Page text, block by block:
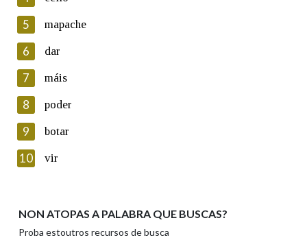
Lin e acepto as condicións da política de
Introduce o código que aparece na imaxe:
Texto de verificación
Enviar
5 mapache
6 dar
7 máis
8 poder
9 botar
10 vir
NON ATOPAS A PALABRA QUE BUSCAS?
Proba estoutros recursos de busca